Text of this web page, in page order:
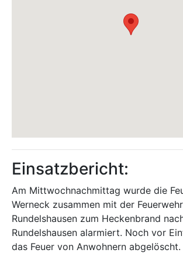
Einsatzbericht:
Am Mittwochnachmittag wurde die
Werneck zusammen mit der Feuerwehr
Rundelshausen zum Heckenbrand
Rundelshausen alarmiert. Noch vor
das Feuer von Anwohnern abgelöscht.